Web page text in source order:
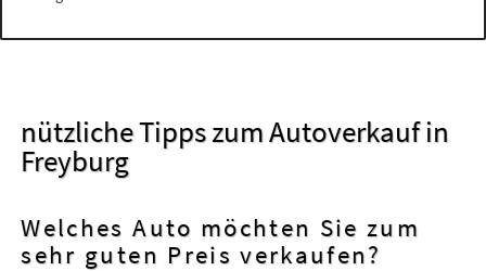
nützliche Tipps zum Autoverkauf in
Freyburg
Welches Auto möchten Sie zum
sehr guten Preis verkaufen?